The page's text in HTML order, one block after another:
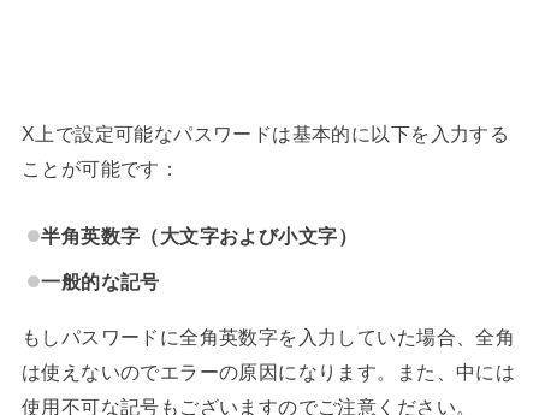
X上で設定可能なパスワードは基本的に以下を入力する
ことが可能です：
半角英数字（大文字および小文字）
一般的な記号
もしパスワードに全角英数字を入力していた場合、全角
は使えないのでエラーの原因になります。また、中には
使用不可な記号もございますのでご注意ください。